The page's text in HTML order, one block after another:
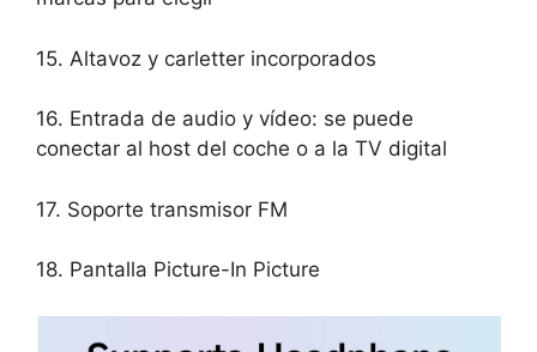
15. Altavoz y carletter incorporados
16. Entrada de audio y vídeo: se puede
conectar al host del coche o a la TV digital
17. Soporte transmisor FM
18. Pantalla Picture-In Picture